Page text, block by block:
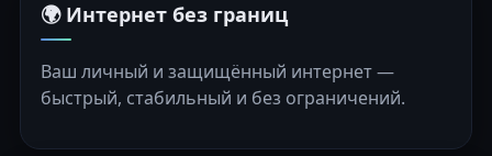
🌍 Интернет без границ
Ваш личный и защищённый интернет —
быстрый, стабильный и без ограничений.